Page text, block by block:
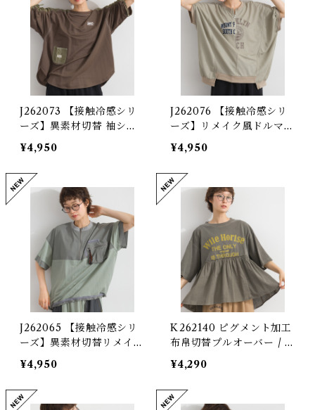
J262073 【接触冷感シリ
ーズ】異素材切替 袖シャ
ーリングプルオーバー / C
ool-Touch Mixed-Fabr
ic Shirred-Sleeve Pullo
ver
¥4,950
J262076 【接触冷感シリ
ーズ】リメイク風ドルマン
ハーフZIPプリントプルオ
ーバー / Cool-Touch Re
make-Inspired Dolman
Half-Zip Graphic Pullo
¥4,950
J262065 【接触冷感シリ
ーズ】異素材切替リメイク
風プルオーバー / Cool-T
ouch Mixed-Fabric Re
make-Style Pullover
¥4,950
K262140 ピグメント加工
布帛切替プルオーバー / Pi
gment-Dyed Woven Pa
nel Pullover
¥4,290